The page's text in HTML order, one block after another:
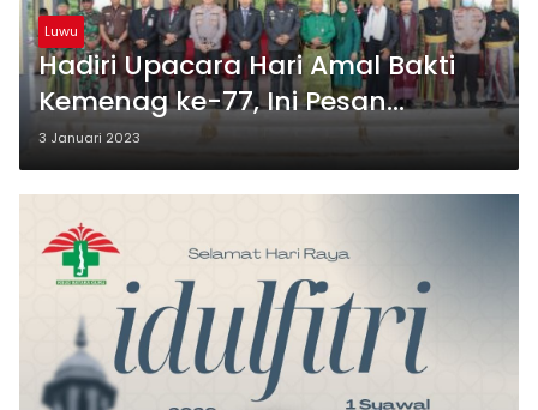
Luwu
Hadiri Upacara Hari Amal Bakti
Kemenag ke-77, Ini Pesan
Kapolres Luwu
3 Januari 2023